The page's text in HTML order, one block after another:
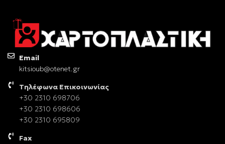
Email
kitsioub@otenet.gr
Τηλέφωνα Επικοινωνίας
+30 2310 698706
+30 2310 698606
+30 2310 695809
Fax